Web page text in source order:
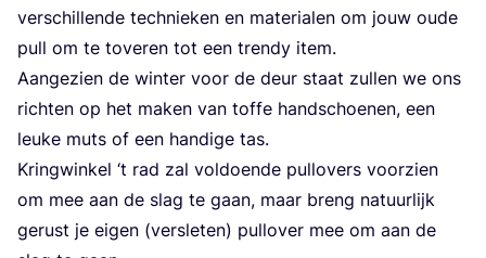
ver­schil­len­de tech­nie­ken en mate­ri­a­len om jouw oude
pull om te tove­ren tot een tren­dy item.
Aan­ge­zien de win­ter voor de deur staat zul­len we ons
rich­ten op het maken van tof­fe hand­schoe­nen, een
leu­ke muts of een han­di­ge tas.
Kring­win­kel ‘t rad zal vol­doen­de pul­lo­vers voor­zien
om mee aan de slag te gaan, maar breng natuur­lijk
gerust je eigen (ver­sle­ten) pul­lo­ver mee om aan de